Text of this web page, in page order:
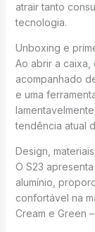
atrair tanto
tecnologia.
Unboxing e
Ao abrir a caixa,
acompanhado
e uma
tendência atual
Design,
O S23
alumínio,
confortável na
Cream e Green